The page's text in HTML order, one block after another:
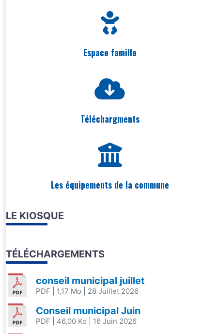
Espace famille
Téléchargments
Les équipements de la commune
LE KIOSQUE
TÉLÉCHARGEMENTS
conseil municipal juillet
PDF | 1,17 Mo | 28 Juillet 2026
Conseil municipal Juin
PDF | 46,00 Ko | 16 Juin 2026